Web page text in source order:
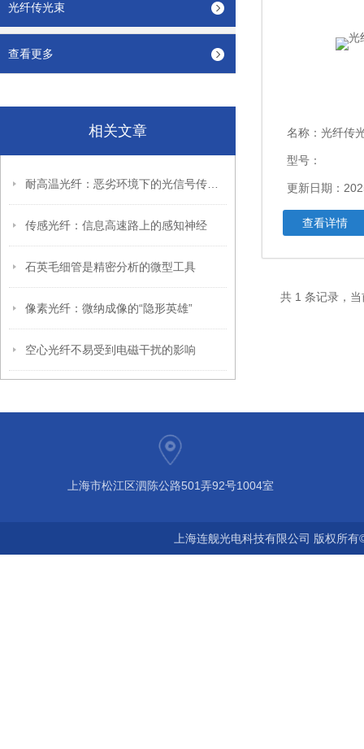
光纤传光束
查看更多
相关文章
传感光纤：信息高速路上的感知神经
石英毛细管是精密分析的微型工具
像素光纤：微纳成像的“隐形英雄”
空心光纤不易受到电磁干扰的影响
名称： 光纤传
型号：
更新日期：
查看详情
共 1 条记录，
上海市松江区泗陈公路501弄92号1004室
上海连舰光电科技有限公司 版权所